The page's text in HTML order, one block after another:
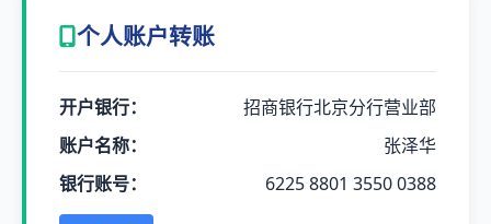
个人账户转账
开户银行：
招商银行北京分行营业部
账户名称：
张泽华
银行账号：
6225 8801 3550 0388